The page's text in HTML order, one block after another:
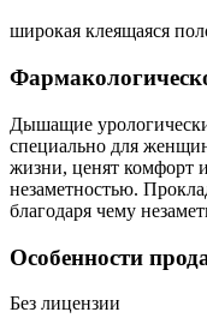
широкая клеящаяся
Дышащие
специально для
жизни, ценят комфорт
незаметностью.
благодаря чему
Особенности
Без лицензии